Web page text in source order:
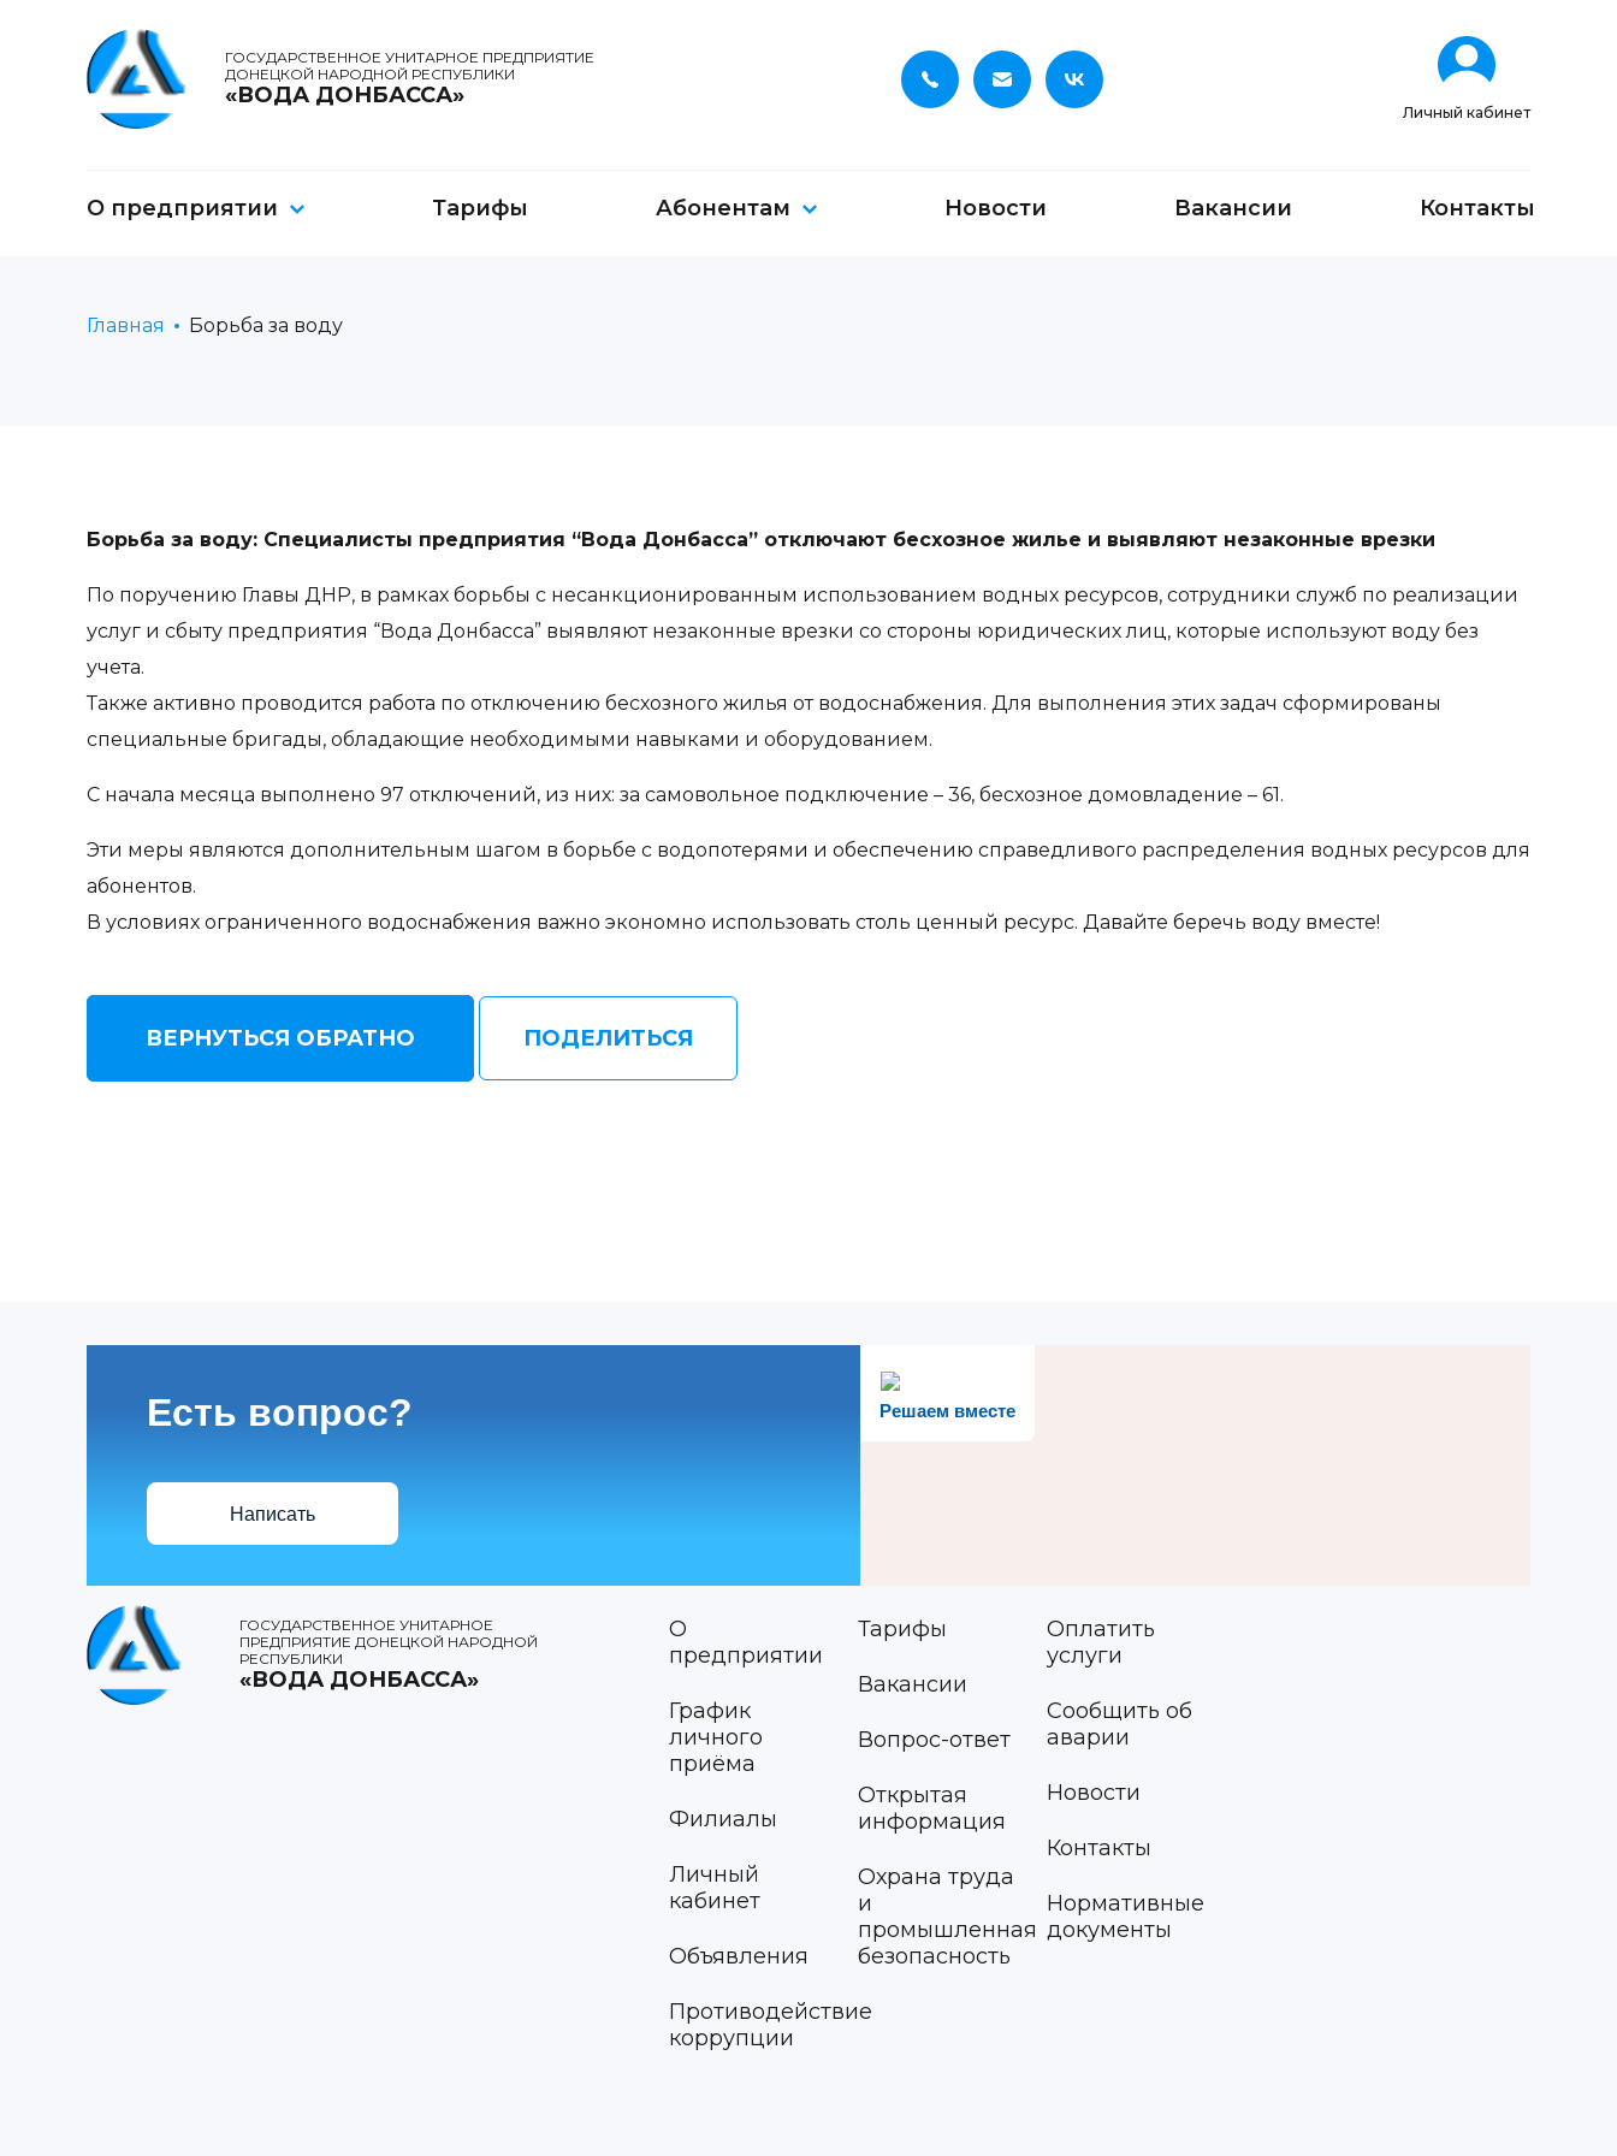
ГОСУДАРСТВЕННОЕ УНИТАРНОЕ ПРЕДПРИЯТИЕ
ДОНЕЦКОЙ НАРОДНОЙ РЕСПУБЛИКИ
«ВОДА ДОНБАССА»
Личный кабинет
О предприятии Тарифы Абонентам Новости Вакансии Контакты
Главная Борьба за воду
Борьба за воду: Специалисты предприятия “Вода Донбасса” отключают бесхозное жилье и выявляют незаконные врезки
По поручению Главы ДНР, в рамках борьбы с несанкционированным использованием водных ресурсов, сотрудники служб по реализации
услуг и сбыту предприятия “Вода Донбасса” выявляют незаконные врезки со стороны юридических лиц, которые используют воду без
учета.
Также активно проводится работа по отключению бесхозного жилья от водоснабжения. Для выполнения этих задач сформированы
специальные бригады, обладающие необходимыми навыками и оборудованием.
С начала месяца выполнено 97 отключений, из них: за самовольное подключение – 36, бесхозное домовладение – 61.
Эти меры являются дополнительным шагом в борьбе с водопотерями и обеспечению справедливого распределения водных ресурсов для
абонентов.
В условиях ограниченного водоснабжения важно экономно использовать столь ценный ресурс. Давайте беречь воду вместе!
ВЕРНУТЬСЯ ОБРАТНО ПОДЕЛИТЬСЯ
Решаем вместе
Есть вопрос?
Написать
ГОСУДАРСТВЕННОЕ УНИТАРНОЕ
ПРЕДПРИЯТИЕ ДОНЕЦКОЙ НАРОДНОЙ
РЕСПУБЛИКИ
«ВОДА ДОНБАССА»
О
предприятии
График
личного
приёма
Филиалы
Личный
кабинет
Объявления
Противодействие
коррупции
Тарифы
Вакансии
Вопрос-ответ
Открытая
информация
Охрана труда
и
промышленная
безопасность
Оплатить
услуги
Сообщить об
аварии
Новости
Контакты
Нормативные
документы